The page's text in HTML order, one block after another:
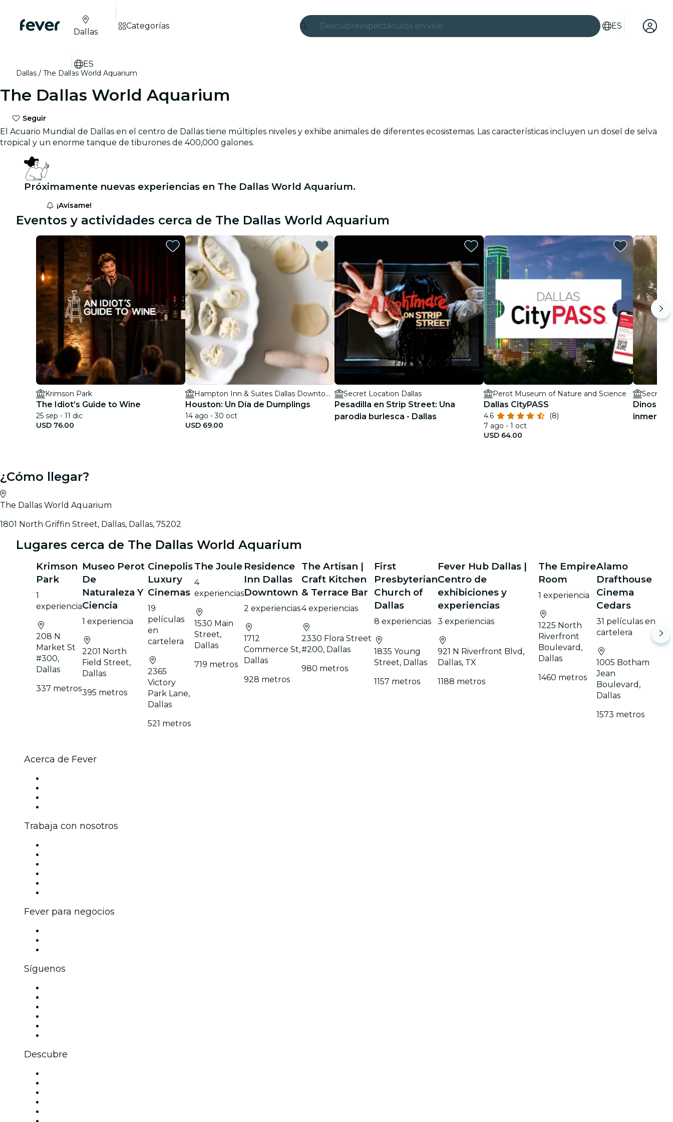
Descubreespectáculos en vivo
São Paulo
conciertos
cine
ES
Dallas
ES
Categorías
Dallas The Dallas World Aquarium
The Dallas World Aquarium
Seguir
El Acuario Mundial de Dallas en el centro de Dallas tiene múltiples niveles y exhibe animales de diferentes ecosistemas. Las características incluyen un dosel de selva
tropical y un enorme tanque de tiburones de 400,000 galones.
Próximamente nuevas experiencias en The Dallas World Aquarium.
¡Avísame!
Eventos y actividades cerca de The Dallas World Aquarium
Krimson Park
The Idiot’s Guide to Wine
25 sep - 11 dic
USD 76.00
Hampton Inn & Suites Dallas Downtown
Houston: Un Día de Dumplings
14 ago - 30 oct
USD 69.00
Secret Location Dallas
Pesadilla en Strip Street: Una
parodia burlesca - Dallas
Perot Museum of Nature and Science
Dallas CityPASS
4.6
(8)
7 ago - 1 oct
USD 64.00
Secret
Dinos
¿Cómo llegar?
The Dallas World Aquarium
1801 North Griffin Street, Dallas, Dallas, 75202
Lugares cerca de The Dallas World Aquarium
Krimson
Park
1
experiencia
208 N
Market St
#300,
Dallas
337 metros
Museo Perot
De
Naturaleza Y
Ciencia
1 experiencia
2201 North
Field Street,
Dallas
395 metros
Cinepolis
Luxury
Cinemas
19
películas
en
cartelera
2365
Victory
Park Lane,
Dallas
521 metros
The Joule
4
experiencias
1530 Main
Street,
Dallas
719 metros
Residence
Inn Dallas
Downtown
2 experiencias
1712
Commerce St,
Dallas
928 metros
The Artisan |
Craft Kitchen
& Terrace Bar
4 experiencias
2330 Flora Street
#200, Dallas
980 metros
First
Presbyterian
Church of
Dallas
8 experiencias
1835 Young
Street, Dallas
1157 metros
Fever Hub Dallas |
Centro de
exhibiciones y
experiencias
3 experiencias
921 N Riverfront Blvd,
Dallas, TX
1188 metros
The Empire
Room
1 experiencia
1225 North
Riverfront
Boulevard,
Dallas
1460 metros
Alamo
Drafthouse
Cinema
Cedars
31 películas en
cartelera
1005 Botham
Jean
Boulevard,
Dallas
1573 metros
Acerca de Fever
Trabaja con nosotros
Fever para negocios
Síguenos
Descubre